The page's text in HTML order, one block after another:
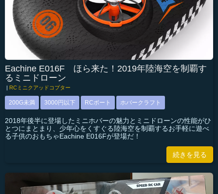
Eachine E016F ほら来た！2019年陸海空を制覇す
るミニドローン
| RCミニクアッドコプター
200G未満 3000円以下 RCボート ホバークラフト
2018年後半に登場したミニホバーの魅力とミニドローンの性能がひ
とつにまとまり、少年心をくすぐる陸海空を制覇するお手軽に遊べ
る子供のおもちゃEachine E016Fが登場だ！
続きを見る